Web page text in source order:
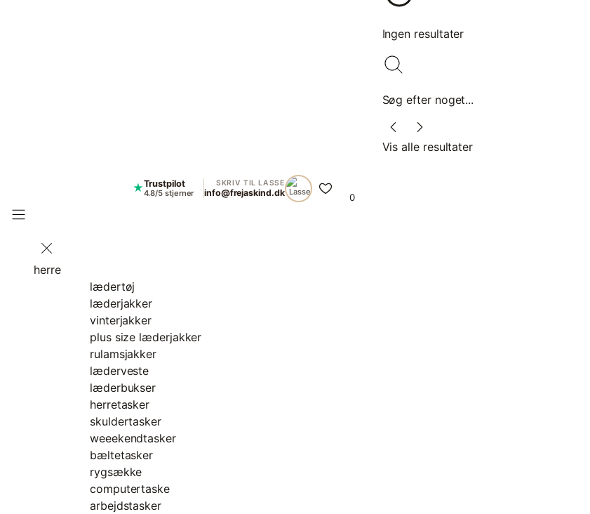
Ingen resultater
Søg efter noget...
Vis alle resultater
★Trustpilot
4.8/5 stjerner
SKRIV TIL LASSE
info@frejaskind.dk 0
herre
lædertøj
læderjakker
vinterjakker
plus size læderjakker
rulamsjakker
læderveste
læderbukser
herretasker
skuldertasker
weeekendtasker
bæltetasker
rygsække
computertaske
arbejdstasker